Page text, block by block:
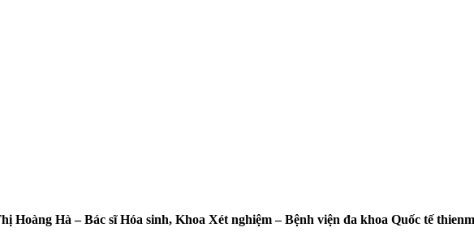
Hà – Bác sĩ Hóa sinh, Khoa Xét nghiệm – Bệnh viện đa khoa Quốc tế